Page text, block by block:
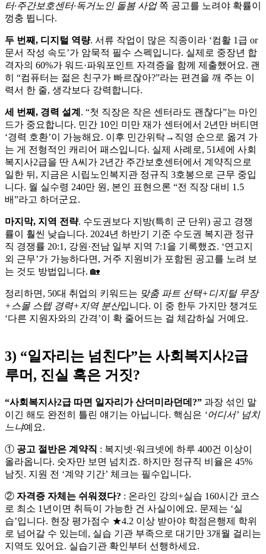
터·주간보호센터·독거노인 돌봄 사업쪽 공고를 노려야 확률이
껑충 뜁니다.
두 번째, 디지털 역량. 서류 작업이 많은 직종이라 ‘컴활 1급 or
문서 작성 속도’가 암묵적 필수 스펙입니다. 실제로 중장년 합
격자의 60%가 워드·파워포인트 자격증을 함께 제출했어요. 괜
히 “컴퓨터는 젊은 친구가 빠르잖아?”라는 편견을 깨 주는 이
력서 한 줄, 생각보다 강력합니다.
세 번째, 경력 설계 . “첫 직장은 작은 센터라도 괜찮다”는 마인
드가 중요합니다. 민간 10인 미만 재가 센터에서 2년만 버티면
‘경력 호환’이 가능해요. 이후 민간위탁→직영 순으로 옮겨 가
는 게 전형적인 캐리어 패스입니다. 실제 사례로, 51세에 사회
복지사2급을 딴 A씨가 2년간 주간보호센터에서 계약직으로
일한 뒤, 지금은 시립노인복지관 정규직 3호봉으로 근무 중입
니다. 월 실수령 240만 원, 본인 표현으론 “전 직장 대비 1.5
배”라고 하더군요.
마지막, 지역 전략. 수도권보다 지방(특히 군 단위) 공고 경쟁
률이 훨씬 낮습니다. 2024년 하반기 기준 수도권 복지관 정규
직 경쟁률 20:1, 강원·전남 일부 지역 7:1을 기록했죠. ‘연고지
외 근무’가 가능하다면, 거주 지원비가 포함된 공고를 노려 보
는 것도 방법입니다. 🏡
정리하면, 50대 취업의 키워드는 맞춤 파트 선택+디지털 무장
+스몰 스텝 경력+지역 분산입니다. 이 중 한두 가지만 챙겨도
‘다른 지원자와의 간격’이 확 줄어드는 걸 체감하실 거예요.
3) “일자리는 넘친다”는 사회복지사2급
루머, 진실 혹은 거짓?
“사회복지사2급 따면 일자리가 산더미라던데?” 과장 섞인 말
이긴 해도 완전히 틀린 얘기는 아닙니다. 핵심은 ‘어디서’ 넘치
느냐예요.
① 공고 절반은 계약직 : 복지넷·워크넷에 하루 400건 이상이
올라옵니다. 숫자만 보면 넘치죠. 하지만 정규직 비율은 45%
남짓. 지원 전 ‘계약 기간’ 체크는 필수입니다.
② 자격증 자체는 쉬워졌다? : 온라인 강의+실습 160시간 코스
로 최소 1년이면 취득이 가능한 건 사실이에요. 문제는 ‘실
습’입니다. 현장 평가점수 ★4.2 이상 받아야 학점은행제 학위
로 넘어갈 수 있는데, 실습 기관 부족으로 대기만 3개월 걸리는
지역도 있어요. 실습기관 확인부터 선행하세요.